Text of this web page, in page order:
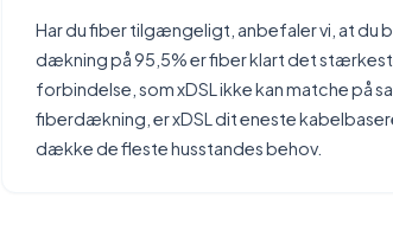
Har du fiber tilgængeligt, anbefaler vi, at du
dækning på 95,5% er fiber klart det
forbindelse, som xDSL ikke kan matche på
fiberdækning, er xDSL dit eneste
dække de fleste husstandes behov.